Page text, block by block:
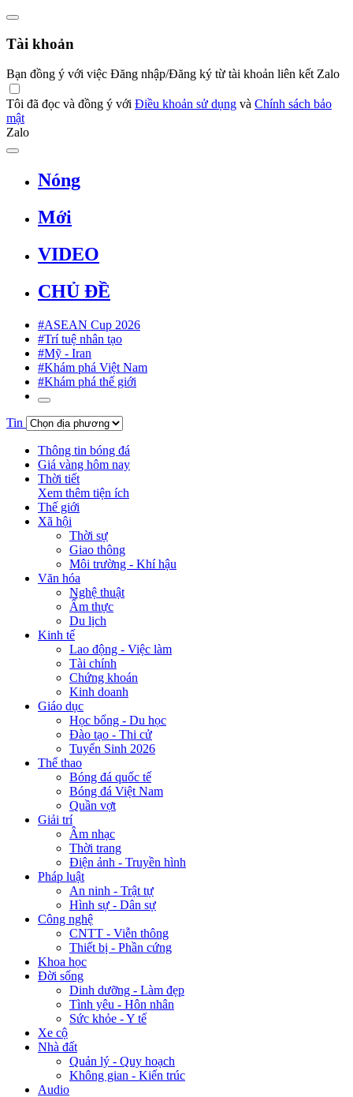
Tài khoản
Bạn đồng ý với việc Đăng nhập/Đăng ký từ tài khoản liên kết Zalo
Tôi đã đọc và đồng ý với Điều khoản sử dụng và Chính sách bảo
mật
Zalo
Nóng
Mới
VIDEO
CHỦ ĐỀ
#ASEAN Cup 2026
#Trí tuệ nhân tạo
#Mỹ - Iran
#Khám phá Việt Nam
#Khám phá thế giới
Tin
Thông tin bóng đá
Giá vàng hôm nay
Thời tiết
Xem thêm tiện ích
Thế giới
Xã hội
Thời sự
Giao thông
Môi trường - Khí hậu
Văn hóa
Nghệ thuật
Ẩm thực
Du lịch
Kinh tế
Lao động - Việc làm
Tài chính
Chứng khoán
Kinh doanh
Giáo dục
Học bổng - Du học
Đào tạo - Thi cử
Tuyển Sinh 2026
Thể thao
Bóng đá quốc tế
Bóng đá Việt Nam
Quần vợt
Giải trí
Âm nhạc
Thời trang
Điện ảnh - Truyền hình
Pháp luật
An ninh - Trật tự
Hình sự - Dân sự
Công nghệ
CNTT - Viễn thông
Thiết bị - Phần cứng
Khoa học
Đời sống
Dinh dưỡng - Làm đẹp
Tình yêu - Hôn nhân
Sức khỏe - Y tế
Xe cộ
Nhà đất
Quản lý - Quy hoạch
Không gian - Kiến trúc
Audio